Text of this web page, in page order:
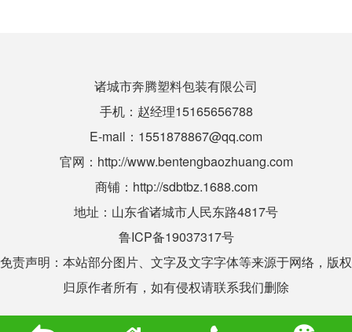
诸城市奔腾塑料包装有限公司
手机：赵经理15165656788
E-mail：1551878867@qq.com
官网： http://www.bentengbaozhuang.com
商铺： http://sdbtbz.1688.com
地址：山东省诸城市人民东路4817号
鲁ICP备19037317号
免责声明：本站部分图片、文字及文字字体等来源于网络，版权
归原作者所有，如有侵权请联系我们删除